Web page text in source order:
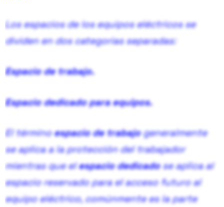
Los espacios de los equipos eléctricos se
dividen en dos categorías separadas:
Espacio de trabajo.
Espacio dedicado para equipos.
El términoespacio de trabajogeneralmente
se aplica a la protección del trabajador
mientras que elespacio dedicadose aplica al
espacio reservado para el acceso futuro al
equipo eléctrico, comúnmente es la parte